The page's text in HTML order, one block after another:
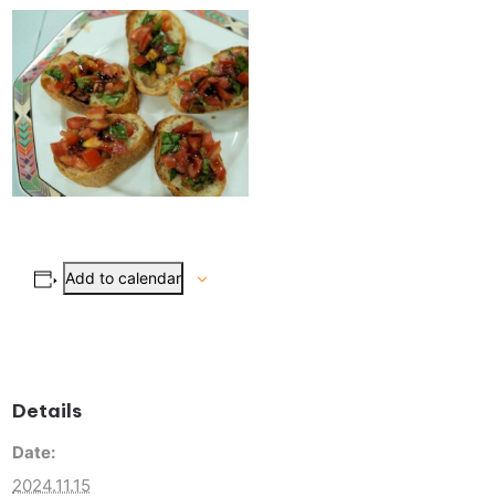
Add to calendar
Details
Date:
2024.11.15